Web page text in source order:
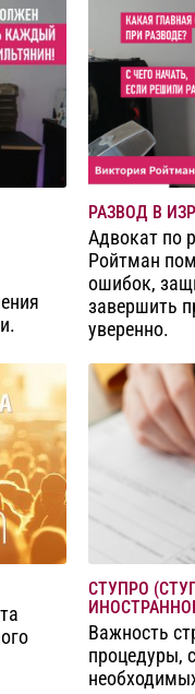
РАЗВОД В
Адвокат по
Ройтман
ошибок,
завершить
уверенно.
СТУПРО
Важность
процедуры,